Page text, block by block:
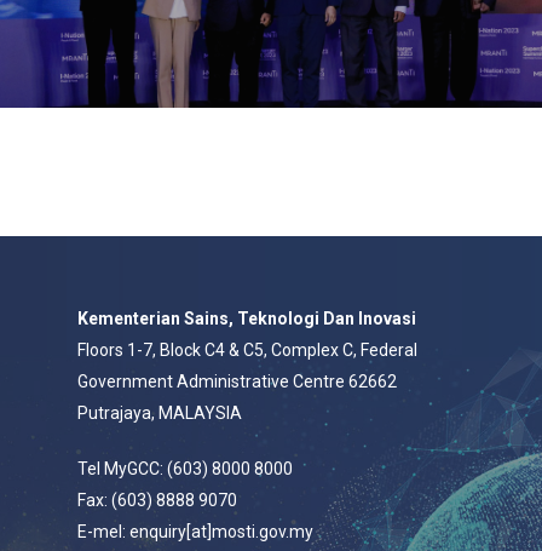
Kementerian Sains, Teknologi Dan Inovasi
Floors 1-7, Block C4 & C5, Complex C, Federal
Government Administrative Centre 62662
Putrajaya, MALAYSIA
Tel MyGCC: (603) 8000 8000
Fax: (603) 8888 9070
E-mel: enquiry[at]mosti.gov.my